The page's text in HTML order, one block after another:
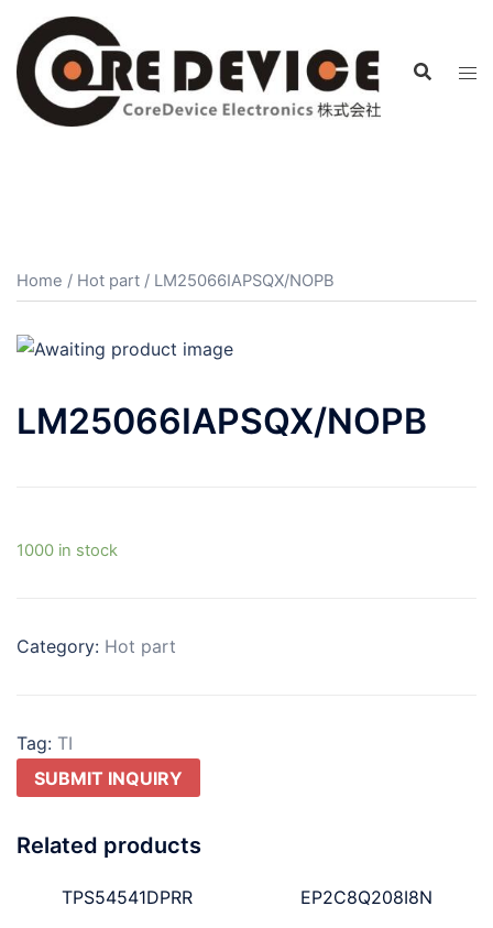
Home / Hot part / LM25066IAPSQX/NOPB
LM25066IAPSQX/NOPB
1000 in stock
Category: Hot part
Tag: TI
SUBMIT INQUIRY
Related products
TPS54541DPRR EP2C8Q208I8N